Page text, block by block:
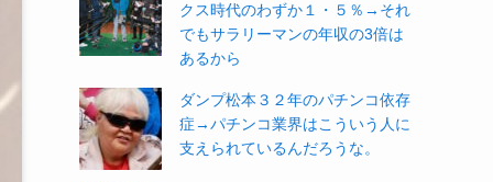
クス時代のわずか１・５％→それ
でもサラリーマンの年収の3倍は
あるから
ダンプ松本３２年のパチンコ依存
症→パチンコ業界はこういう人に
支えられているんだろうな。